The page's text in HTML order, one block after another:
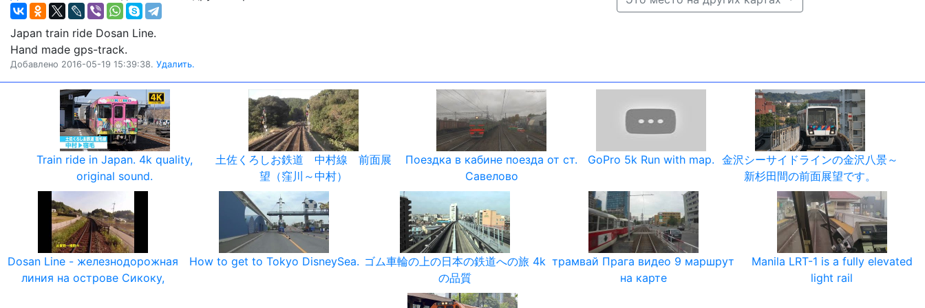
Japan train ride Dosan Line.
Hand made gps-track.
Добавлено 2016-05-19 15:39:38. Удалить.
Train ride in Japan. 4k quality,
original sound.
土佐くろしお鉄道 中村線 前面展
望（窪川～中村）
Поездка в кабине поезда от ст.
Савелово
GoPro 5k Run with map.
金沢シーサイドラインの金沢八景～
新杉田間の前面展望です。
Dosan Line - железнодорожная
линия на острове Сикоку,
How to get to Tokyo DisneySea. ゴム車輪の上の日本の鉄道への旅 4k
の品質
трамвай Прага видео 9 маршрут
на карте
Manila LRT-1 is a fully elevated
light rail